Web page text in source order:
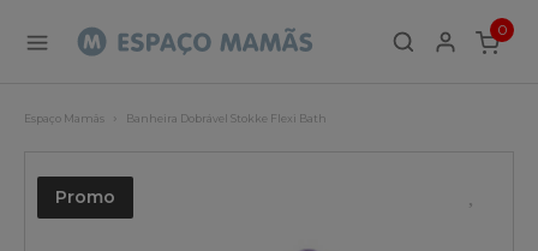
0
ITEMS
Espaço Mamãs Banheira Dobrável Stokke Flexi Bath
Promo